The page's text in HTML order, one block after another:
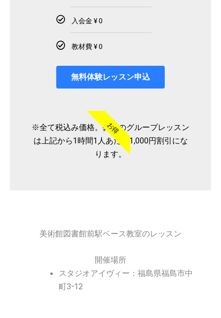
入会金 ¥ 0
教材費 ¥ 0
無料体験レッスン申込
お得
※全て税込み価格。弊社のグループレッスン
は上記から1時間1人あたり1,000円割引にな
ります。
美術館図書館前駅ベース教室のレッスン
開催場所
スタジオアイヴィー：福島県福島市中
町3-12